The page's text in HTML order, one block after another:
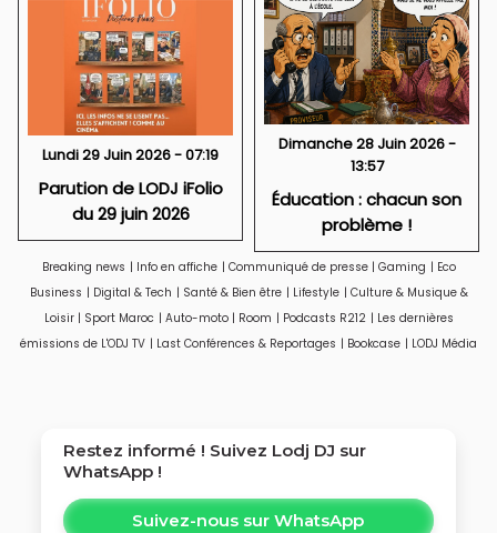
Lundi 29 Juin 2026 - 07:19
Parution de LODJ iFolio
du 29 juin 2026
Dimanche 28 Juin 2026 -
13:57
Éducation : chacun son
problème !
Breaking news | Info en affiche | Communiqué de presse | Gaming | Eco
Business | Digital & Tech | Santé & Bien être | Lifestyle | Culture & Musique &
Loisir | Sport Maroc | Auto-moto | Room | Podcasts R212 | Les dernières
émissions de L'ODJ TV | Last Conférences & Reportages | Bookcase | LODJ Média
Restez informé ! Suivez Lodj DJ sur
WhatsApp !
Suivez-nous sur WhatsApp